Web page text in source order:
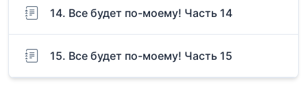
14. Все будет по-моему! Часть 14
15. Все будет по-моему! Часть 15